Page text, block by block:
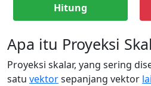
Hitung
Apa itu Proyeksi
Proyeksi skalar, yang sering
satu vektorsepanjang vektor